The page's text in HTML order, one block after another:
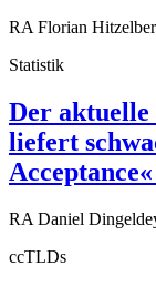
RA Florian
Statistik
Der
liefert
RA Daniel
ccTLDs